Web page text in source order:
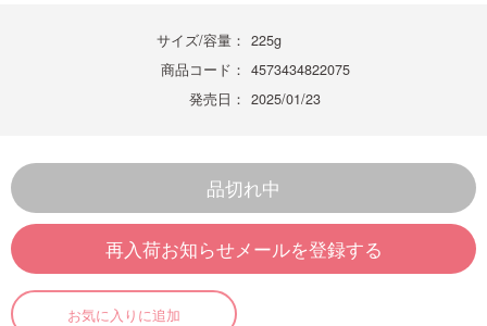
サイズ/容量： 225g
商品コード： 4573434822075
発売日： 2025/01/23
品切れ中
再入荷お知らせメールを登録する
お気に入りに追加